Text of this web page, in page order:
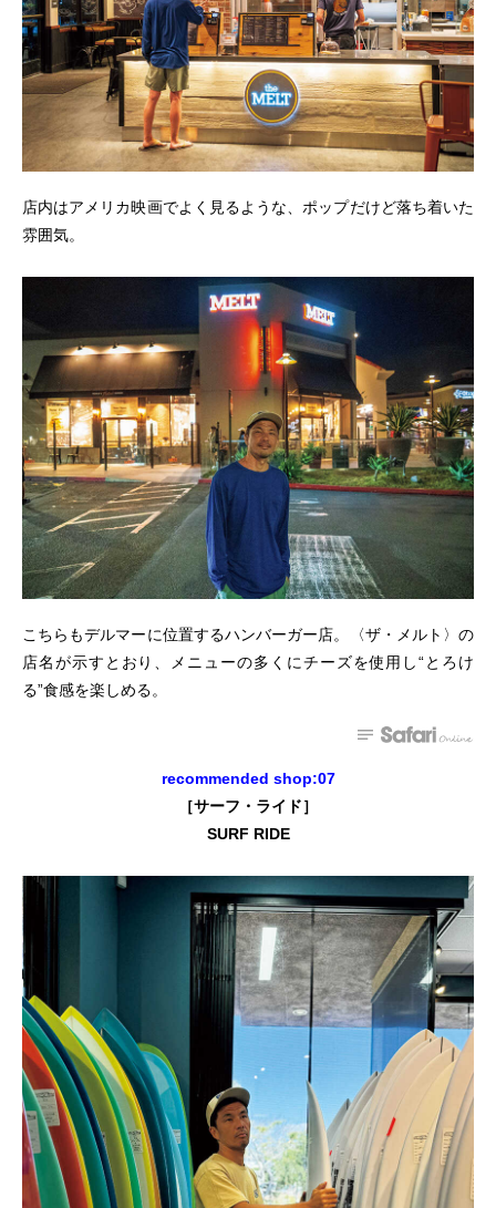
店内はアメリカ映画でよく見るような、ポップだけど落ち着いた
雰囲気。
こちらもデルマーに位置するハンバーガー店。〈ザ・メルト〉の
店名が示すとおり、メニューの多くにチーズを使用し“とろけ
る”食感を楽しめる。
recommended shop:07
［サーフ・ライド］
SURF RIDE